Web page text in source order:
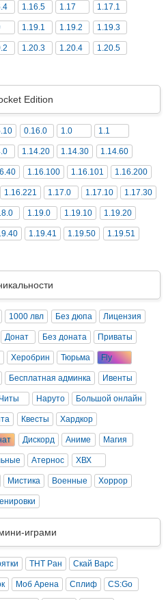
1.16.5 1.17 1.17.1
1.19.1 1.19.2 1.19.3
1.20.3 1.20.4 1.20.5
Edition
0.16.0 1.0 1.1
1.14.20 1.14.30 1.14.60
1.16.100 1.16.101 1.16.200
1.16.221 1.17.0 1.17.10 1.17.30
1.19.0 1.19.10 1.19.20
1.19.41 1.19.50 1.19.51
1000 лвл Без дюпа Лицензия
Донат Без доната Приваты
Херобрин Тюрьма Fly
Бесплатная админка Ивенты
Читы Наруто Большой онлайн
Квесты Хардкор
Дискорд Аниме Магия
Атернос ХВХ
Мистика Военные Хоррор
играми
ТНТ Ран Скай Варс
Моб Арена Сплиф CS:Go